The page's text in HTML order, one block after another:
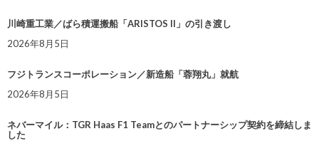
川崎重工業／ばら積運搬船「ARISTOS II」の引き渡し
2026年8月5日
フジトランスコーポレーション／新造船「蓉翔丸」就航
2026年8月5日
ネバーマイル：TGR Haas F1 Teamとのパートナーシップ契約を締結しま
した